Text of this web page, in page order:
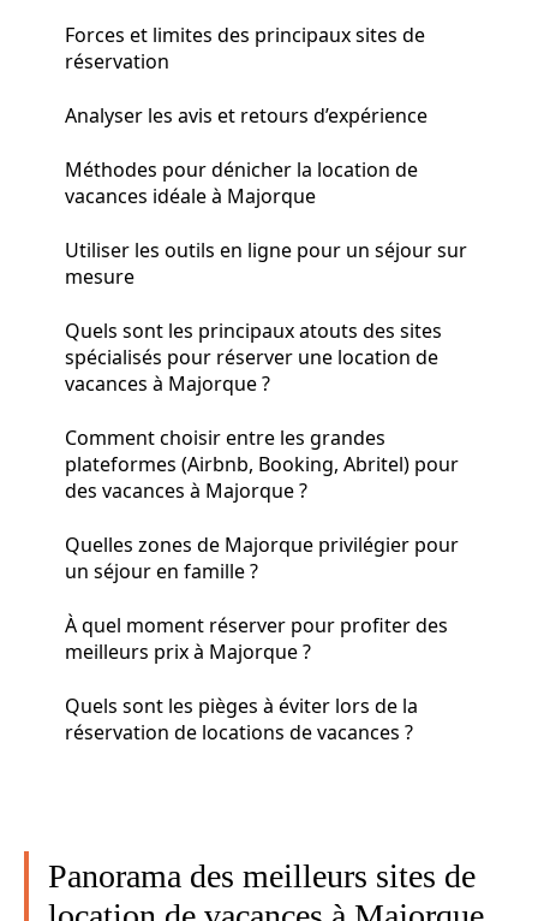
Forces et limites des principaux sites de
réservation
Analyser les avis et retours d’expérience
Méthodes pour dénicher la location de
vacances idéale à Majorque
Utiliser les outils en ligne pour un séjour sur
mesure
Quels sont les principaux atouts des sites
spécialisés pour réserver une location de
vacances à Majorque ?
Comment choisir entre les grandes
plateformes (Airbnb, Booking, Abritel) pour
des vacances à Majorque ?
Quelles zones de Majorque privilégier pour
un séjour en famille ?
À quel moment réserver pour profiter des
meilleurs prix à Majorque ?
Quels sont les pièges à éviter lors de la
réservation de locations de vacances ?
Panorama des meilleurs sites de